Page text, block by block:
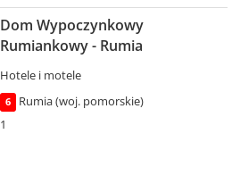
Dom Wypoczynkowy
Rumiankowy - Rumia
Hotele i motele
6
Rumia (woj. pomorskie)
1